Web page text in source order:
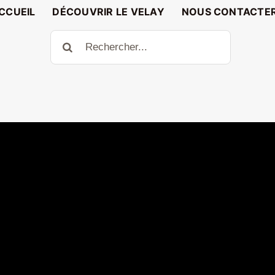
DÉCOUVRIR LE VELAY
NOUS
Rechercher: